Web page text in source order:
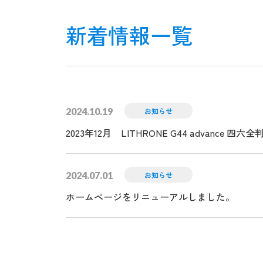
新着情報一覧
2024.10.19 お知らせ
2023年12月 LITHRONE G44 advance 四六全
2024.07.01 お知らせ
ホームページをリニューアルしました。